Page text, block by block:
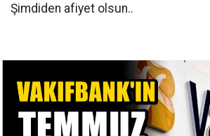
Şimdiden afiyet olsun..